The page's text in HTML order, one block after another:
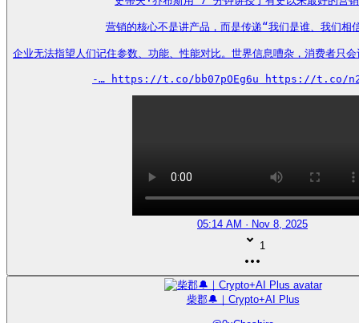
营销的核心不是讲产品，而是传递“我们是谁、我们相
企业无法指望人们记住参数、功能、性能对比。世界信息嘈杂，消费者只
-… https://t.co/bb07pOEg6u https://t.co/
05:14 AM · Nov 8, 2025
1
柴郡🔔｜Crypto+AI Plus